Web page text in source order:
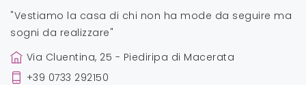
"Vestiamo la casa di chi non ha mode da seguire ma
sogni da realizzare"
Via Cluentina, 25 - Piediripa di Macerata
+39 0733 292150